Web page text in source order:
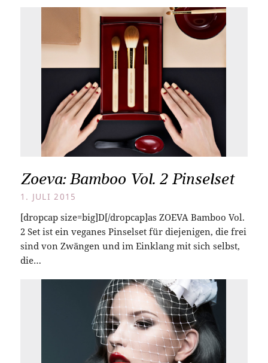
Zoeva: Bamboo Vol. 2 Pinselset
1. JULI 2015
[dropcap size=big]D[/dropcap]as ZOEVA Bamboo Vol.
2 Set ist ein veganes Pinselset für diejenigen, die frei
sind von Zwängen und im Einklang mit sich selbst,
die…